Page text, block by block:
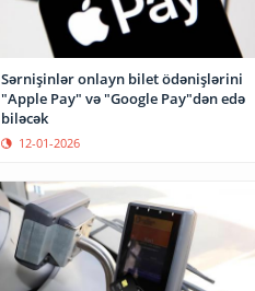
Sərnişinlər onlayn bilet ödənişlərini
"Apple Pay" və "Google Pay"dən edə
biləcək
12-01-2026